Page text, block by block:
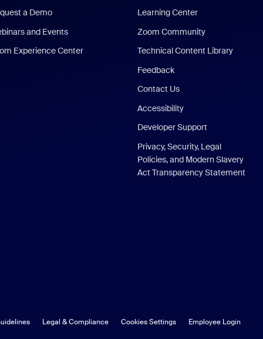
a Demo
and Events
Experience Center
Learning Center
Zoom Community
Technical Content Library
Feedback
Contact Us
Accessibility
Developer Support
Privacy, Security, Legal
Policies, and Modern Slavery
Act Transparency Statement
Legal & Compliance Cookies Settings Employee Login